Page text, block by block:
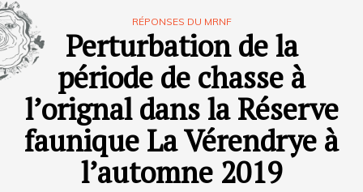
RÉPONSES DU MRNF
Perturbation de la
période de chasse à
l’orignal dans la Réserve
faunique La Vérendrye à
l’automne 2019